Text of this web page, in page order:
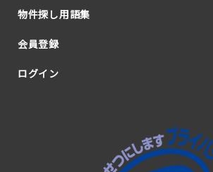
物件探し用語集
会員登録
ログイン